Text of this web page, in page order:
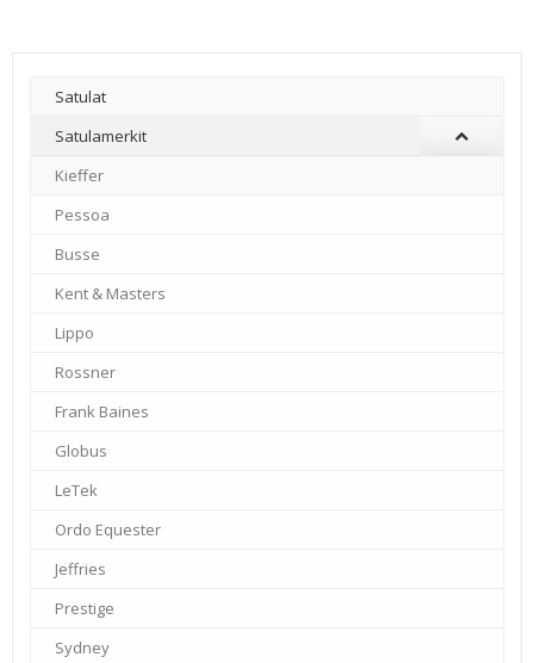
Satulat
Satulamerkit
Kieffer
–
Pessoa
–
Busse
–
Kent & Masters
–
Lippo
–
Rossner
–
Frank Baines
–
Globus
–
LeTek
–
Ordo Equester
–
Jeffries
–
Prestige
–
Sydney
–